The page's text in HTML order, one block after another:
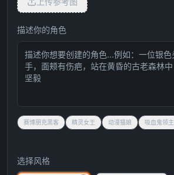
描述你的角色
赛博朋克黑客 精灵女王 动漫猫娘 吸血鬼领主
选择风格